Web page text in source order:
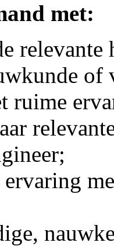
met:
of
ruime
ervaring